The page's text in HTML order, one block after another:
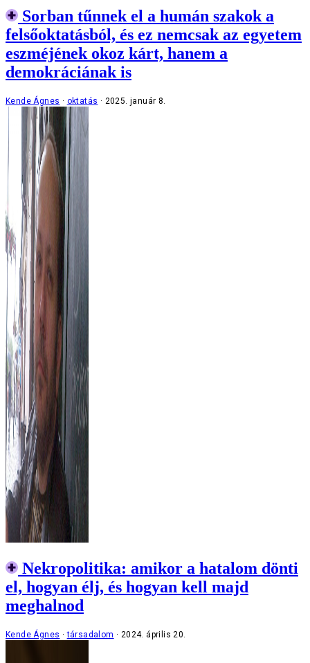
Sorban tűnnek el a humán szakok a
felsőoktatásból, és ez nemcsak az egyetem
eszméjének okoz kárt, hanem a
demokráciának is
Kende Ágnes oktatás 2025. január 8.
Nekropolitika: amikor a hatalom dönti
el, hogyan élj, és hogyan kell majd
meghalnod
Kende Ágnes társadalom 2024. április 20.